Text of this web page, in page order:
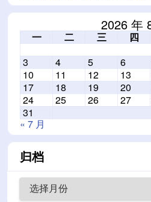
2026 年
一 二 三 四
3
4 5 6
10
11 12 13
17
18 19 20
24
25 26 27
31
« 7 月
归档